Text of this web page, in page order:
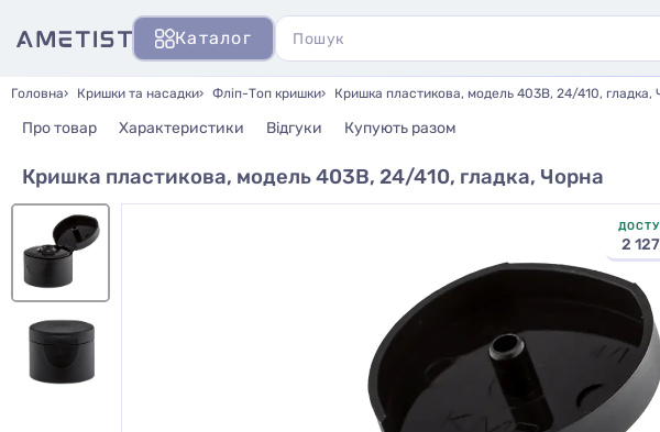
Каталог
Головна Кришки та насадки Фліп-Топ кришки Кришка пластикова, модель 403В, 24/410, гладка,
Про товар Характеристики Відгуки Купують разом
Кришка пластикова, модель 403В, 24/410, гладка, Чорна
2